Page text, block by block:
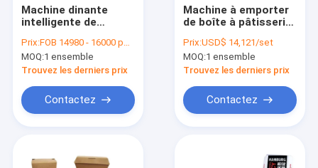
Machine dinante
intelligente de
Full Auto pour la
boîte à emporter
Prix:FOB 14980 - 16000 per set
MOQ:1 ensemble
Trouvez les derniers prix
Contactez
Machine à emporter
de boîte à pâtisserie
machine
automatique de
gamelle de papier
Prix:USD$ 14,121/set
MOQ:1 ensemble
Trouvez les derniers prix
Contactez